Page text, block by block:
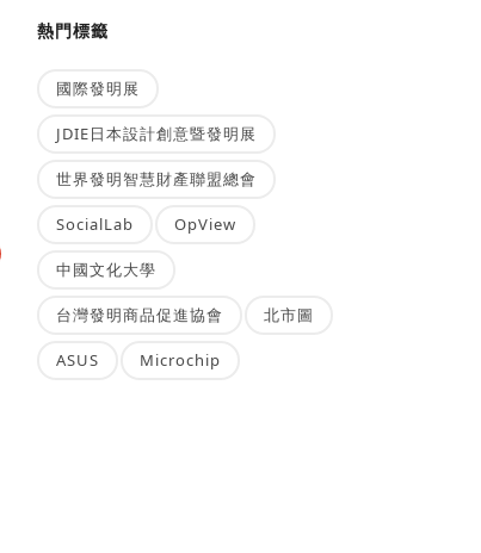
熱門標籤
國際發明展
JDIE日本設計創意暨發明展
世界發明智慧財產聯盟總會
SocialLab OpView
中國文化大學
台灣發明商品促進協會 北市圖
ASUS Microchip